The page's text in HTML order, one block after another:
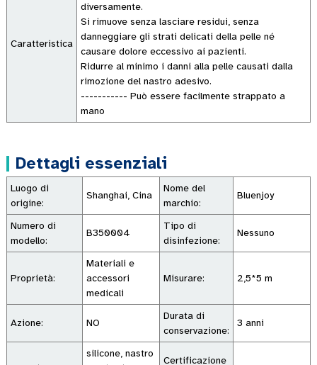
Caratteristica
diversamente.
Si rimuove senza lasciare residui, senza
danneggiare gli strati delicati della pelle né
causare dolore eccessivo ai pazienti.
Ridurre al minimo i danni alla pelle causati dalla
rimozione del nastro adesivo.
----------- Può essere facilmente strappato a
mano
Dettagli essenziali
Luogo di
origine:
Shanghai, Cina
Nome del
marchio:
Bluenjoy
Numero di
modello:
B350004
Tipo di
disinfezione:
Nessuno
Proprietà:
Materiali e
accessori
medicali
Misurare: 2,5*5 m
Azione: NO
Durata di
conservazione:
3 anni
silicone, nastro
Certificazione